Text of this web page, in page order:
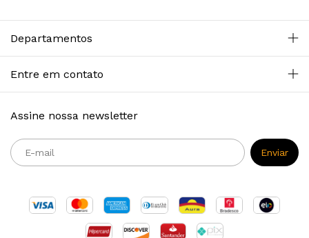
Departamentos
Entre em contato
Assine nossa newsletter